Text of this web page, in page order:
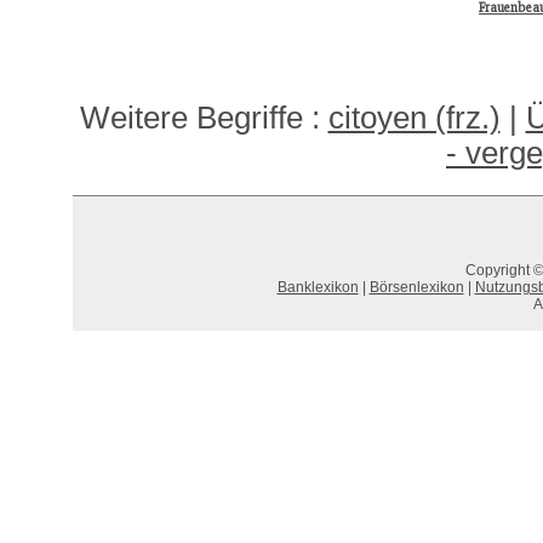
Weitere Begriffe : citoyen (frz.)
-
Copyright
Banklexikon
Börsenlexikon